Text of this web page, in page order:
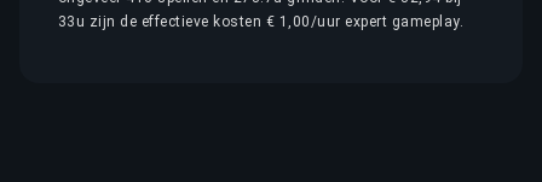
33u zijn de effectieve kosten € 1,00/uur expert gameplay.